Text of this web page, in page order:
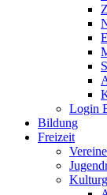
Login
Bildung
Freizeit
Vereine